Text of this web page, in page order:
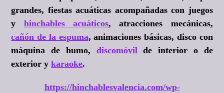
grandes, fiestas acuáticas acompañadas con juegos
y hinchables acuáticos, atracciones mecánicas,
cañón de la espuma, animaciones básicas, disco con
máquina de humo, discomóvilde interior o de
exterior ykaraoke.
https://hinchablesvalencia.com/wp-